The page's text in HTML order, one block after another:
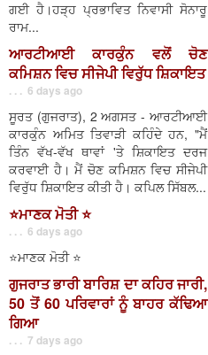
ਗਈ ਹੈ।ਹੜ੍ਹ ਪ੍ਰਭਾਵਿਤ ਨਿਵਾਸੀ ਸੋਨਾਰੂ
ਰਾਮ...
ਆਰਟੀਆਈ ਕਾਰਕੁੰਨ ਵਲੋਂ ਚੋਣ
ਕਮਿਸ਼ਨ ਵਿਚ ਸੀਜੇਪੀ ਵਿਰੁੱਧ ਸ਼ਿਕਾਇਤ
. . . 6 days ago
ਸੂਰਤ (ਗੁਜਰਾਤ), 2 ਅਗਸਤ - ਆਰਟੀਆਈ
ਕਾਰਕੁੰਨ ਅਮਿਤ ਤਿਵਾੜੀ ਕਹਿੰਦੇ ਹਨ, "ਮੈਂ
ਤਿੰਨ ਵੱਖ-ਵੱਖ ਥਾਵਾਂ 'ਤੇ ਸ਼ਿਕਾਇਤ ਦਰਜ
ਕਰਵਾਈ ਹੈ। ਮੈਂ ਚੋਣ ਕਮਿਸ਼ਨ ਵਿਚ ਸੀਜੇਪੀ
ਵਿਰੁੱਧ ਸ਼ਿਕਾਇਤ ਕੀਤੀ ਹੈ। ਕਪਿਲ ਸਿੱਬਲ...
⭐️ਮਾਣਕ ਮੋਤੀ ⭐️
. . . 6 days ago
⭐️ਮਾਣਕ ਮੋਤੀ ⭐️
ਗੁਜਰਾਤ ਭਾਰੀ ਬਾਰਿਸ਼ ਦਾ ਕਹਿਰ ਜਾਰੀ,
50 ਤੋਂ 60 ਪਰਿਵਾਰਾਂ ਨੂੰ ਬਾਹਰ ਕੱਢਿਆ
ਗਿਆ
. . . 7 days ago